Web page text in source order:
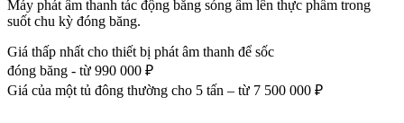
Máy phát âm thanh tác động bằng sóng âm lên thực phẩm trong
suốt chu kỳ đóng băng.
Giá thấp nhất cho thiết bị phát âm thanh để sốc
đóng băng - từ 990 000 ₽
Giá của một tủ đông thường cho 5 tấn – từ 7 500 000 ₽